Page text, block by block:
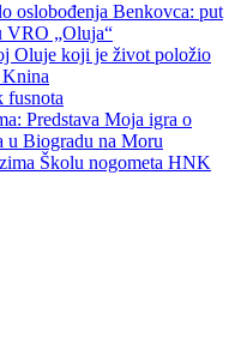
oslobođenja Benkovca: put
VRO „Oluja“
Oluje koji je život položio
fusnota
Predstava Moja igra o
u Biogradu na Moru
Školu nogometa HNK